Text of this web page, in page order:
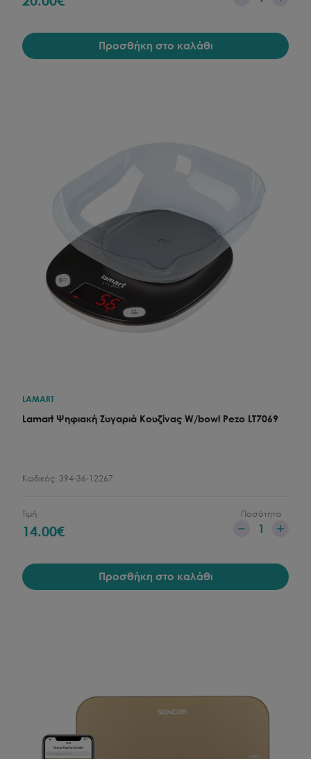
Προσθήκη στο καλάθι
LAMART
Lamart Ψηφιακή Ζυγαριά Κουζίνας W/bowl Pezo LT7069
Κωδικός: 394-36-12267
Τιμή
14.00€
Ποσότητα
1
Προσθήκη στο καλάθι